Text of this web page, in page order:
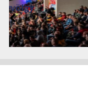
VINO – Wine
2026. srpen 12 -
Eger 3300, Dobó